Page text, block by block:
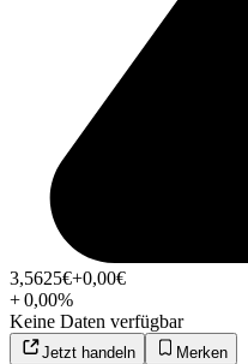
3,5625€+0,00€
+0,00%
Keine Daten verfügbar
Jetzt handeln Merken